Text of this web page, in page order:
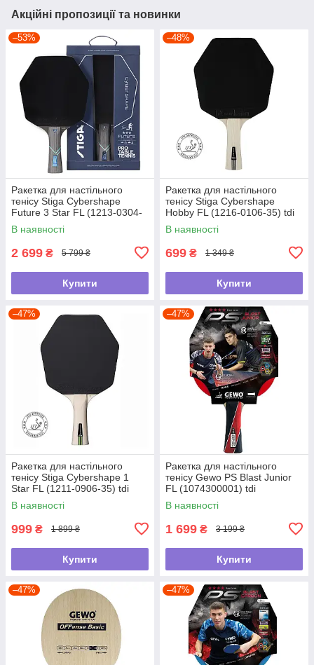
Акційні пропозиції та новинки
–53%
Ракетка для настільного
тенісу Stiga Cybershape
Future 3 Star FL (1213-0304-
35) tdi
В наявності
2 699 ₴ 5 799 ₴
Купити
–48%
Ракетка для настільного
тенісу Stiga Cybershape
Hobby FL (1216-0106-35) tdi
В наявності
699 ₴ 1 349 ₴
Купити
–47%
Ракетка для настільного
тенісу Stiga Cybershape 1
Star FL (1211-0906-35) tdi
В наявності
999 ₴ 1 899 ₴
Купити
–47%
Ракетка для настільного
тенісу Gewo PS Blast Junior
FL (1074300001) tdi
В наявності
1 699 ₴ 3 199 ₴
Купити
–47% –47%